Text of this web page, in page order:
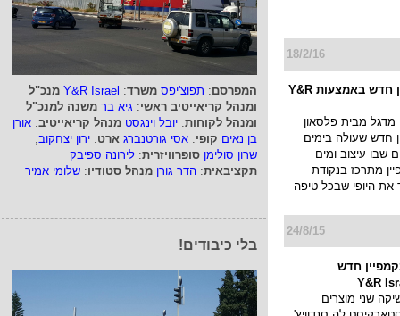
המפרסם: תפוצ'יפס משרד:
Y&R Israel מנכ"ל
ומנהל קריאייטיב ראשי: גיא בר משנה למנכ"ל
ומנהל לקוחות: יובל וינגסט מנהל קריאייטיב: אורן
בן נאים קופי: אסי גורטנברג ארט: ירון יצחקוב,
שרון סולימן סופרוויזרית: לירונה ספיבק
תקציבאית: הדר גורן מנהל סטודיו: שלומי אמיר
בלי כיבודים!
18/2/16
מדגל בקמפיין חדש באמצעות Y&R
מבית פלסאון
חדש שעולה בימים
שבו עיצוב ומים
מתרכז בנקודת
את היופי שבכל טיפה
24/8/15
חדש
שני מוצרים